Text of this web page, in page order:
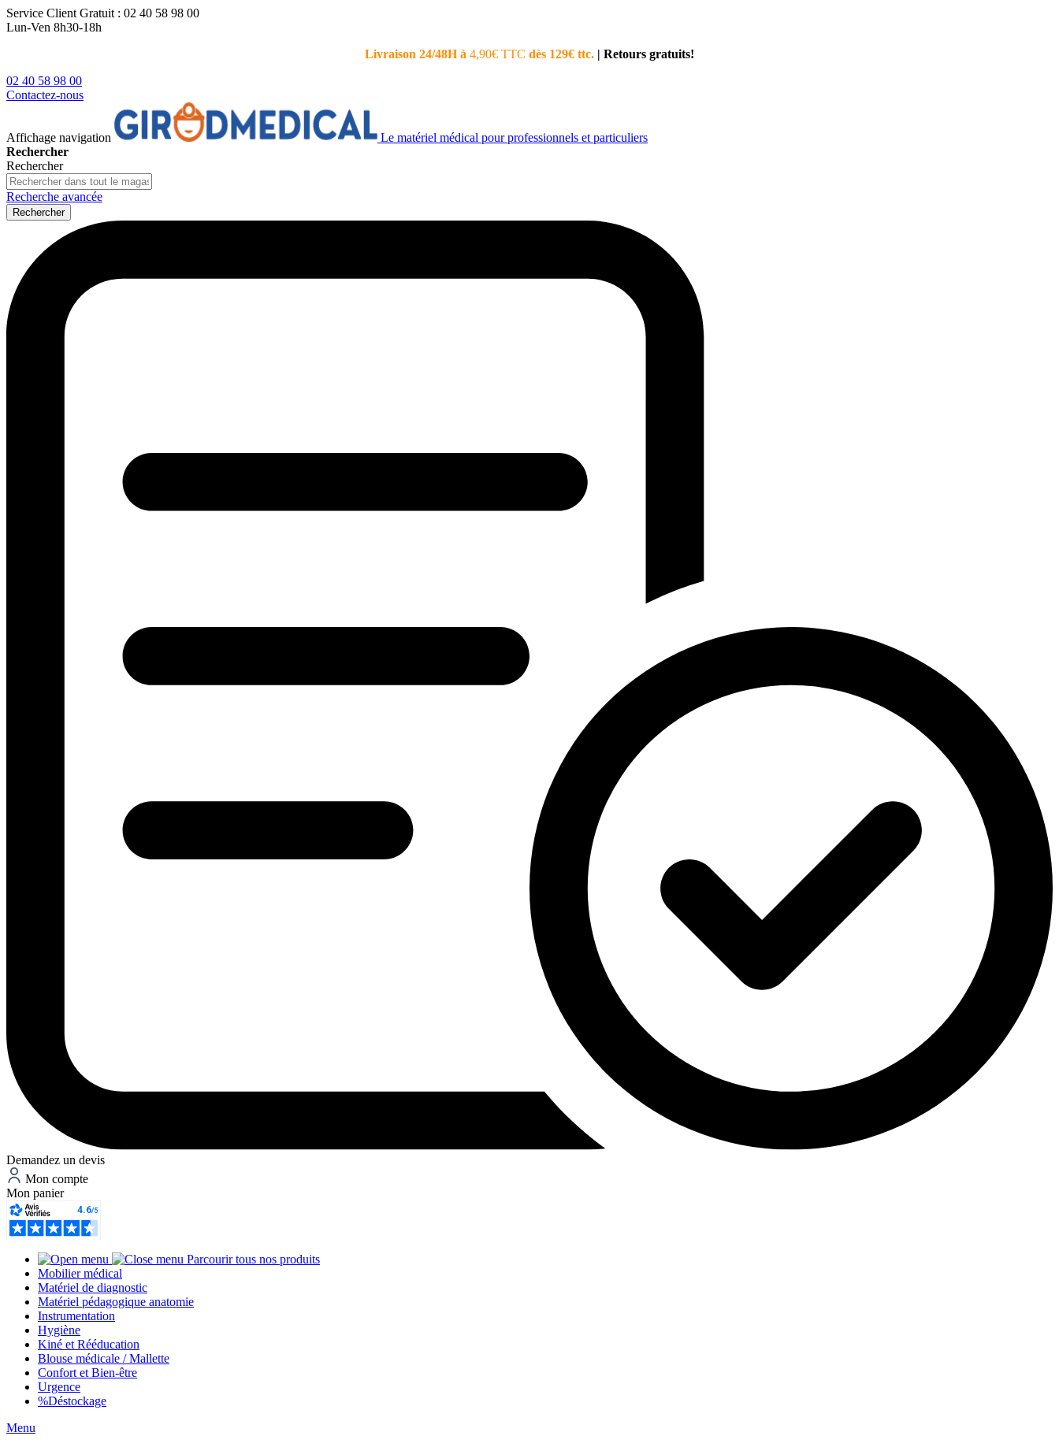
Service Client Gratuit : 02 40 58 98 00
Lun-Ven 8h30-18h
Livraison 24/48H à 4,90€ TTC dès 129€ ttc. | Retours gratuits!
02 40 58 98 00
Contactez-nous
Affichage navigation
Le matériel médical pour professionnels et particuliers
Rechercher
Rechercher
Recherche avancée
Rechercher
Demandez un devis
Mon compte
Mon panier
Parcourir tous nos produits
Mobilier médical
Matériel de diagnostic
Matériel pédagogique anatomie
Instrumentation
Hygiène
Kiné et Rééducation
Blouse médicale / Mallette
Confort et Bien-être
Urgence
%Déstockage
Menu